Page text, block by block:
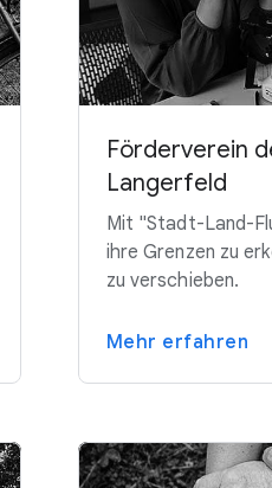
Förderverein
Langerfeld
Mit "Stadt-Land-
ihre Grenzen zu
zu verschieben.
Mehr erfahren